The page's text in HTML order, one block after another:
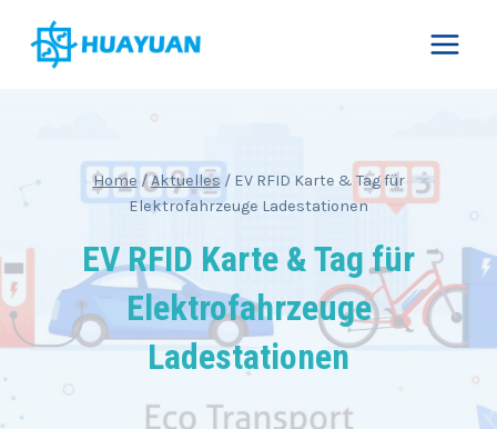
content
Home /Aktuelles / EV RFID Karte & Tag für
Elektrofahrzeuge Ladestationen
EV RFID Karte & Tag für
Elektrofahrzeuge
Ladestationen